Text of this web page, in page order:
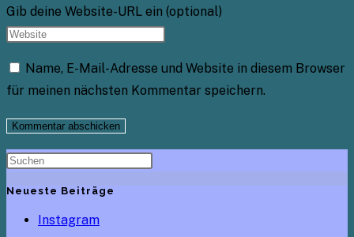
Gib deine Website-URL ein (optional)
Name, E-Mail-Adresse und Website in diesem Browser
für meinen nächsten Kommentar speichern.
Neueste Beiträge
Instagram